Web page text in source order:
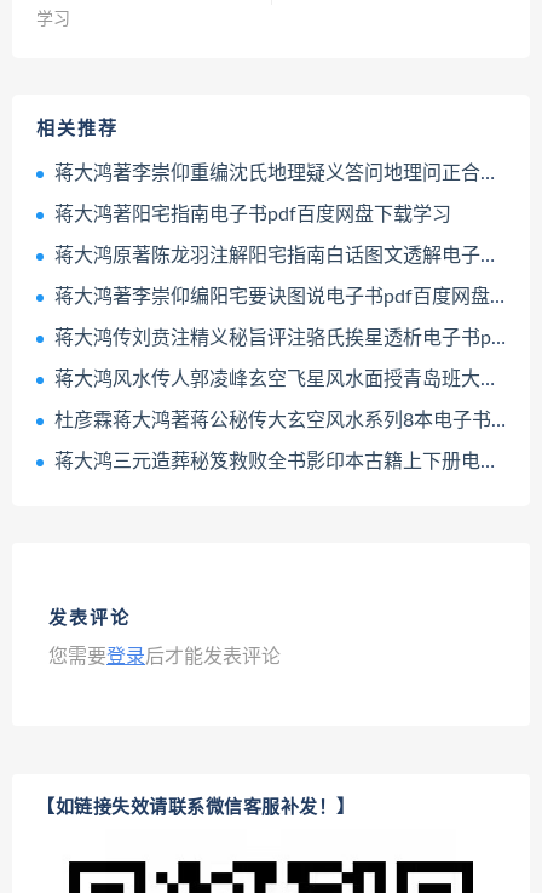
学习
相关推荐
蒋大鸿著李崇仰重编沈氏地理疑义答问地理问正合编电子书pdf百度网盘下载学习
蒋大鸿著阳宅指南电子书pdf百度网盘下载学习
蒋大鸿原著陈龙羽注解阳宅指南白话图文透解电子书pdf百度网盘下载学习
蒋大鸿著李崇仰编阳宅要诀图说电子书pdf百度网盘下载学习
蒋大鸿传刘贲注精义秘旨评注骆氏挨星透析电子书pdf百度网盘下载学习
蒋大鸿风水传人郭凌峰玄空飞星风水面授青岛班大庆班视频课程合集百度网盘下载学习
杜彦霖蒋大鸿著蒋公秘传大玄空风水系列8本电子书pdf百度网盘下载学习
蒋大鸿三元造葬秘笈救败全书影印本古籍上下册电子版pdf百度网盘下载学习
发表评论
您需要登录后才能发表评论
【如链接失效请联系微信客服补发！】